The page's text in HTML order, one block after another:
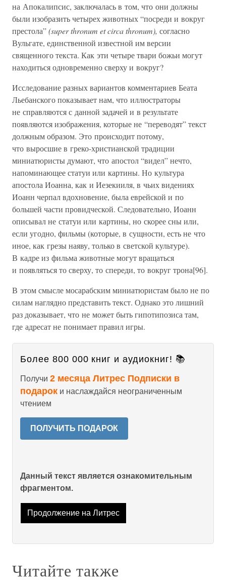
на Апокалипсис, заключалась в том, что они должны
были изобразить четырех животных “посреди и вокруг
престола”(super thronum et circa thronum), согласно
Вульгате, единственной известной им версии
священного текста. Как эти четыре твари божьи могут
находиться одновременно сверху и вокруг?
Исследование разных вариантов комментариев Беата
Льебанского показывает нам, что иллюстраторы
не справляются с данной задачей и в результате
появляются изображения, которые не “переводят” текст
должным образом. Это происходит потому,
что выросшие в греко-христианской традиции
миниатюристы думают, что апостол “видел” нечто,
напоминающее статуи или картины. Но культура
апостола Иоанна, как и Иезекииля, в чьих видениях
Иоанн черпал вдохновение, была еврейской и по
большей части провидческой. Следовательно, Иоанн
описывал не статуи или картины, но скорее сны или,
если угодно, фильмы (которые, в сущности, есть не что
иное, как грезы наяву, только в светской культуре).
В кадре из фильма животные могут вращаться
и появляться то сверху, то спереди, то вокруг трона[96].
В этом смысле мосарабским миниатюристам было не по
силам наглядно представить текст. Однако это лишний
раз доказывает, что не может быть гипотипозиса там,
где адресат не понимает правил игры.
Более 800 000 книг и аудиокниг! 📚
Получи 2 месяца Литрес Подписки в
подарок и наслаждайся неограниченным
чтением
ПОЛУЧИТЬ ПОДАРОК
Данный текст является ознакомительным
фрагментом.
Продолжение на Литрес
Читайте также